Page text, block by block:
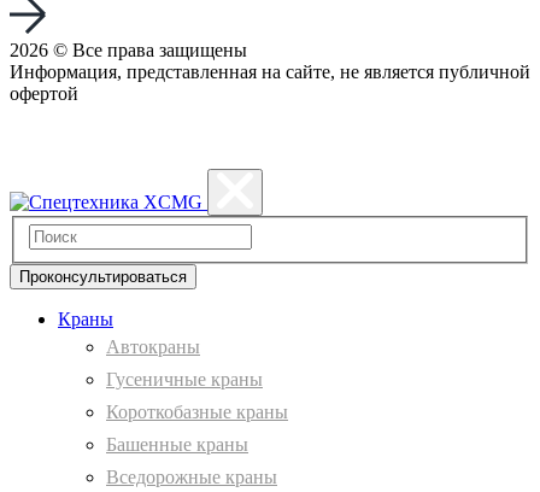
2026 © Все права защищены
Информация, представленная на сайте, не является публичной
офертой
Проконсультироваться
Краны
Автокраны
Гусеничные краны
Короткобазные краны
Башенные краны
Вcедорожные краны